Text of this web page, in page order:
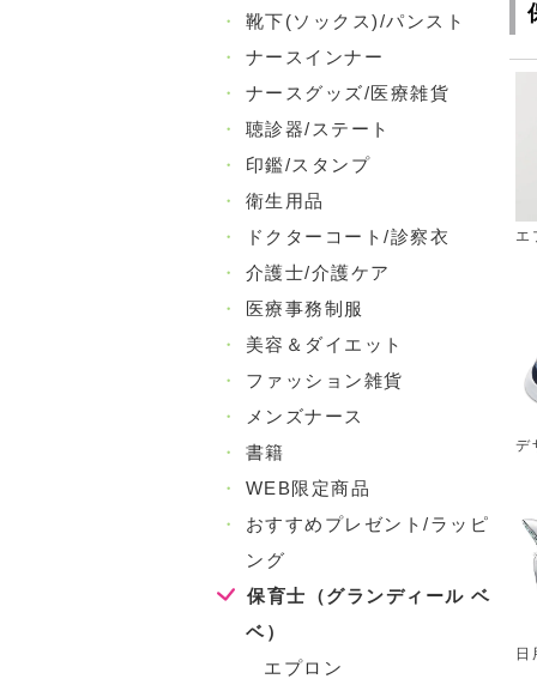
・
靴下(ソックス)/パンスト
・
ナースインナー
・
ナースグッズ/医療雑貨
・
聴診器/ステート
・
印鑑/スタンプ
・
衛生用品
・
ドクターコート/診察衣
・
介護士/介護ケア
・
医療事務制服
・
美容＆ダイエット
・
ファッション雑貨
・
メンズナース
・
書籍
・
WEB限定商品
・
おすすめプレゼント/ラッピ
ング
保育士（グランディール ベ
ベ）
エプロン
エ
デ
日